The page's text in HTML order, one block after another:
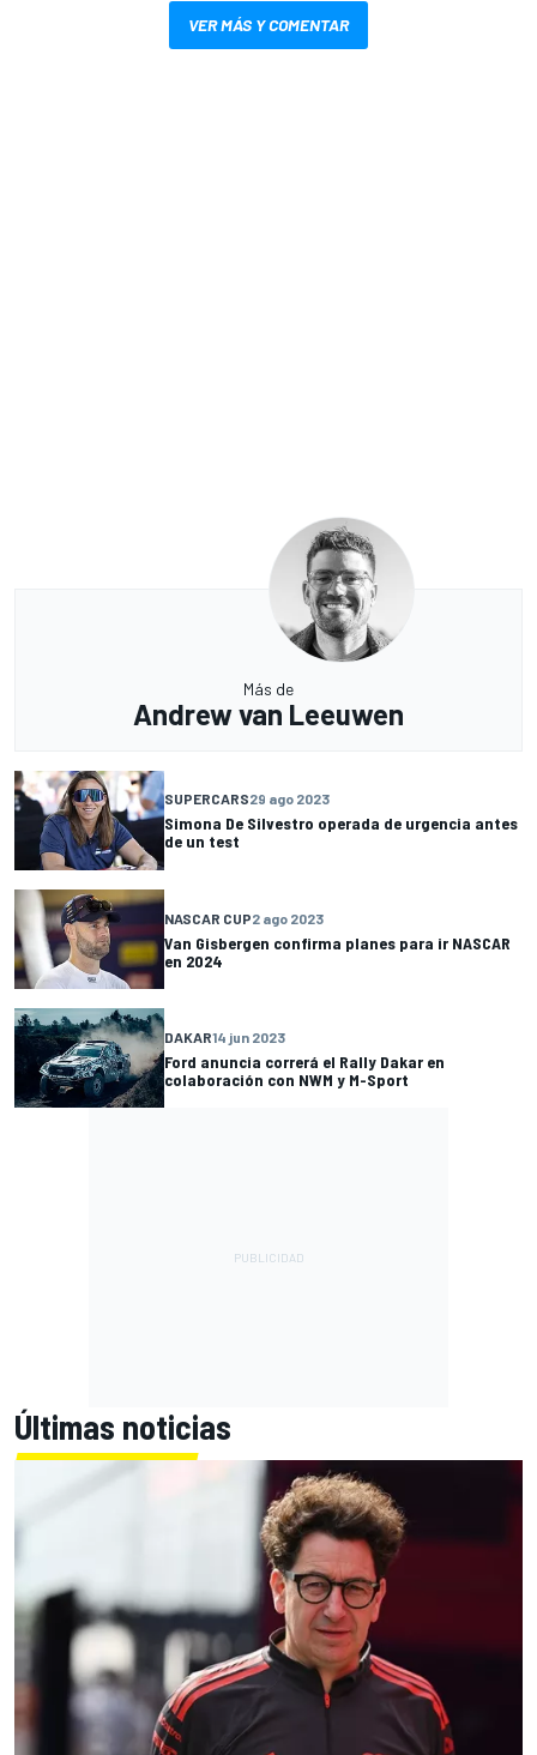
VER MÁS Y COMENTAR
Más de
Andrew van Leeuwen
SUPERCARS29 ago 2023
Simona De Silvestro operada de urgencia antes
de un test
NASCAR CUP2 ago 2023
Van Gisbergen confirma planes para ir NASCAR
en 2024
DAKAR14 jun 2023
Ford anuncia correrá el Rally Dakar en
colaboración con NWM y M-Sport
Últimas noticias